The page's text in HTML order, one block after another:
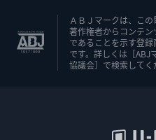
ＡＢＪマークは、この
著作権者からコンテ
であることを示す登録
です。詳しくは［ABJ
協議会］で検索してく